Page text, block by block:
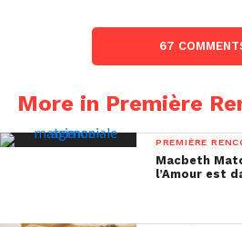
67
More in Première
PREMIÈRE
Macbeth
l’Amour est